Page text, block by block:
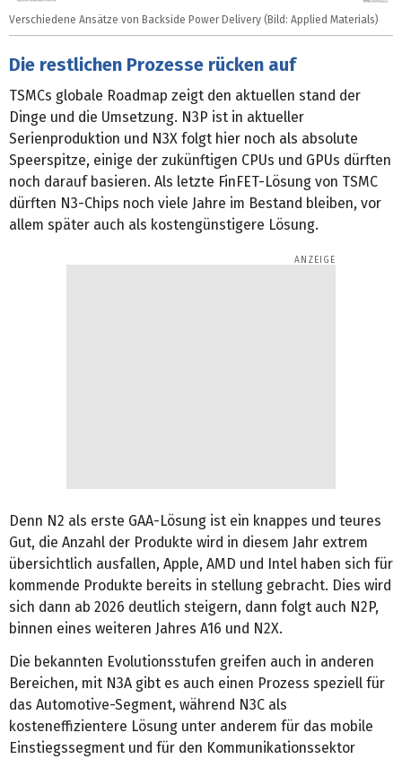
Verschiedene Ansätze von Backside Power Delivery (Bild: Applied Materials)
Die restlichen Prozesse rücken auf
TSMCs globale Roadmap zeigt den aktuellen stand der
Dinge und die Umsetzung. N3P ist in aktueller
Serienproduktion und N3X folgt hier noch als absolute
Speerspitze, einige der zukünftigen CPUs und GPUs dürften
noch darauf basieren. Als letzte FinFET-Lösung von TSMC
dürften N3-Chips noch viele Jahre im Bestand bleiben, vor
allem später auch als kostengünstigere Lösung.
Denn N2 als erste GAA-Lösung ist ein knappes und teures
Gut, die Anzahl der Produkte wird in diesem Jahr extrem
übersichtlich ausfallen, Apple, AMD und Intel haben sich für
kommende Produkte bereits in stellung gebracht. Dies wird
sich dann ab 2026 deutlich steigern, dann folgt auch N2P,
binnen eines weiteren Jahres A16 und N2X.
Die bekannten Evolutionsstufen greifen auch in anderen
Bereichen, mit N3A gibt es auch einen Prozess speziell für
das Automotive-Segment, während N3C als
kosteneffizientere Lösung unter anderem für das mobile
Einstiegssegment und für den Kommunikationssektor